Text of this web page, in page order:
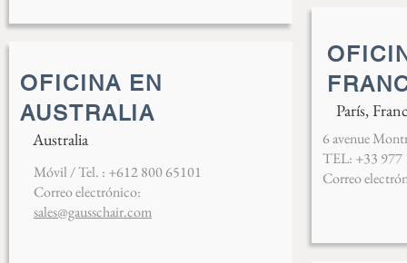
OFICINA EN
AUSTRALIA
Australia
Móvil / Tel. : +612 800 65101
Correo electrónico:
sales@gausschair.com
París,
6 avenue
TEL: +33 977
Correo